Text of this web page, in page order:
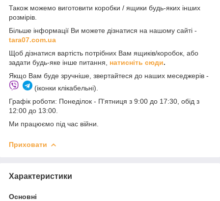
Також можемо виготовити коробки / ящики будь-яких інших
розмірів.
Більше інформації Ви можете дізнатися на нашому сайті -
tara07.com.ua
Щоб дізнатися вартість потрібних Вам ящиків/коробок, або
задати будь-яке інше питання, натисніть сюди.
Якщо Вам буде зручніше, звертайтеся до наших меседжерів -
(іконки клікабельні).
Графік роботи: Понеділок - П'ятниця з 9:00 до 17:30, обід з
12:00 до 13:00.
Ми працюємо під час війни.
Приховати
Характеристики
Основні